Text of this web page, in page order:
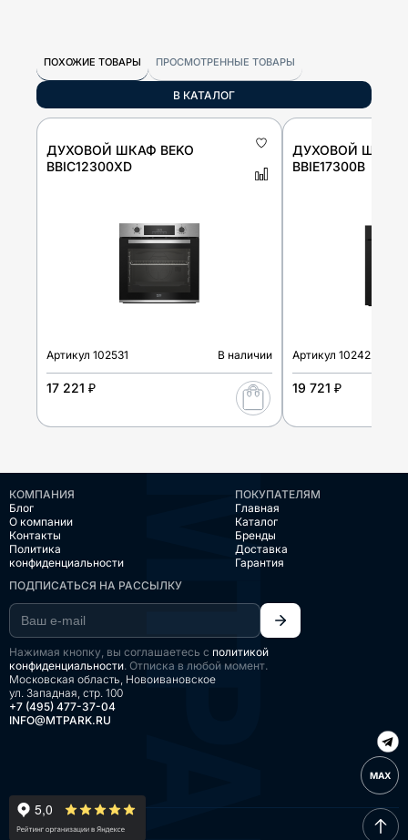
ПОХОЖИЕ ТОВАРЫ ПРОСМОТРЕННЫЕ ТОВАРЫ
В КАТАЛОГ
ДУХОВОЙ ШКАФ BEKO
BBIC12300XD
Артикул 102531 В наличии
17 221 ₽
ДУХОВОЙ ШКАФ
BBIE17300B
Артикул 102422
19 721 ₽
КОМПАНИЯ
Блог
О компании
Контакты
Политика
конфиденциальности
ПОКУПАТЕЛЯМ
Главная
Каталог
Бренды
Доставка
Гарантия
ПОДПИСАТЬСЯ НА РАССЫЛКУ
Нажимая кнопку, вы соглашаетесь с политикой
конфиденциальности. Отписка в любой момент.
Московская область, Новоивановское
ул. Западная, стр. 100
+7 (495) 477-37-04
INFO@MTPARK.RU
MAX